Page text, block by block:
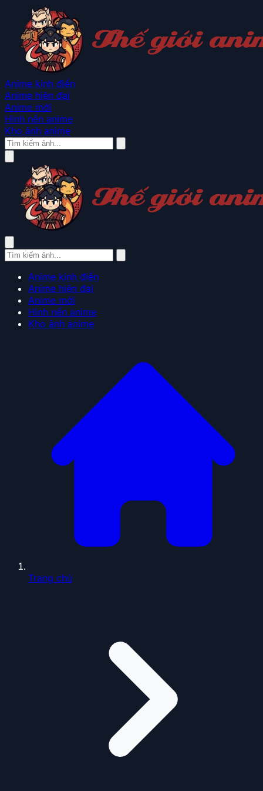
Anime kinh điển
Anime hiện đại
Anime mới
Hình nền anime
Kho ảnh anime
Anime kinh điển
Anime hiện đại
Anime mới
Hình nền anime
Kho ảnh anime
Trang chủ